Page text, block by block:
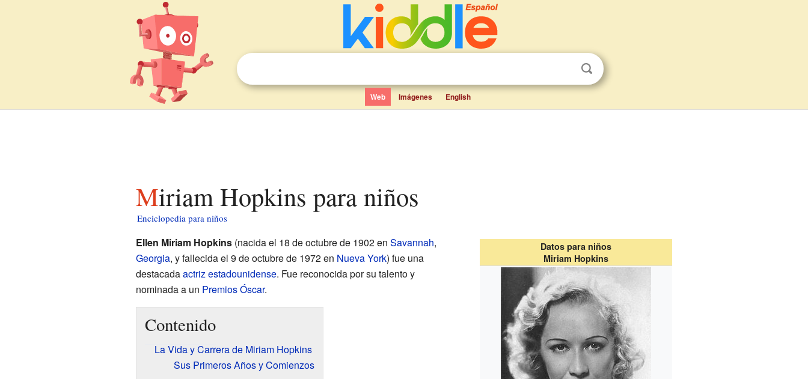
Web Imágenes English
Miriam Hopkins para niños
Enciclopedia para niños
Datos para niños
Miriam Hopkins
Ellen Miriam Hopkins(nacida el 18 de octubre de 1902 en Savannah,
Georgia, y fallecida el 9 de octubre de 1972 en Nueva York) fue una
destacadaactrizestadounidense. Fue reconocida por su talento y
nominada a un Premios Óscar.
Contenido
La Vida y Carrera de Miriam Hopkins
Sus Primeros Años y Comienzos